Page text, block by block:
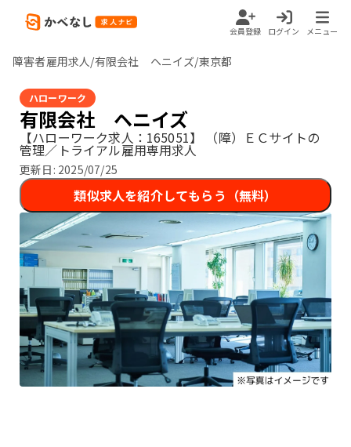
会員登録 ログイン メニュー
障害者雇用求人/有限会社 ヘニイズ/東京都
ハローワーク
有限会社 ヘニイズ
【ハローワーク求人：165051】 （障）ＥＣサイトの
管理／トライアル雇用専用求人
更新日: 2025/07/25
類似求人を紹介してもらう（無料）